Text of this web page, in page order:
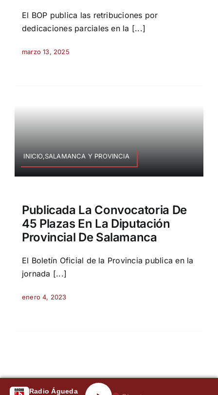
El BOP publica las retribuciones por
dedicaciones parciales en la [...]
marzo 13, 2025
INICIO,SALAMANCA Y PROVINCIA
Publicada La Convocatoria De
45 Plazas En La Diputación
Provincial De Salamanca
El Boletín Oficial de la Provincia publica en la
jornada [...]
enero 4, 2023
Radio Águeda